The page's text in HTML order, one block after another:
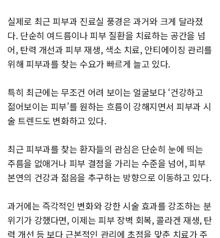
실제로 최근 피부과 진료실 풍경은 과거와 크게 달라졌
다. 단순히 여드름이나 피부 질환을 치료하는 공간을 넘
어, 탄력 개선과 피부 재생, 색소 치료, 안티에이징 관리를
위해 피부과를 찾는 수요가 빠르게 늘고 있다.
특히 최근에는 무조건 어려 보이는 얼굴보다 ‘건강하고
젊어보이는 피부’를 원하는 흐름이 강해지면서 피부과 시
술 트렌드도 변화하고 있다.
최근 피부과를 찾는 환자들의 관심은 단순히 눈에 띄는
주름을 없애거나 피부 결점을 가리는 수준을 넘어, 피부
본연의 건강과 젊음을 추구하는 방향으로 이동하고 있다.
과거에는 즉각적인 변화와 강한 시술 효과를 강조하는 분
위기가 강했다면, 이제는 피부 장벽 회복, 콜라겐 재생, 탄
력 개선 등 보다 근본적인 관리에 초점을 맞춘 치료가 주